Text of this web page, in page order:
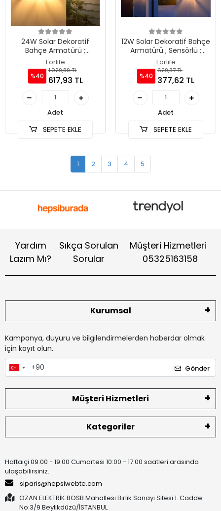
24W Solar Dekoratif
Bahçe Armatürü ;
Sensörlü ; 480lm ; 3200K
Forlife
%40
1.029,89 TL
617,93 TL
Adet
SEPETE EKLE
12W Solar Dekoratif Bahçe
Armatürü ; Sensörlü ;
240lm ; 3200K
Forlife
%40
629,37 TL
377,62 TL
Adet
SEPETE EKLE
1 2 3 4 5
Yardım
Lazım Mı?
Sıkça Sorulan
Sorular
Müşteri Hizmetleri
05325163158
Kurumsal
Kampanya, duyuru ve bilgilendirmelerden haberdar olmak
için kayıt olun.
Gönder
Müşteri Hizmetleri
Kategoriler
Haftaiçi 09:00 - 19:00 Cumartesi 10:00 - 17:00 saatleri arasında
ulaşabilirsiniz.
siparis@hepsiwebte.com
OZAN ELEKTRİK BOSB Mahallesi Birlik Sanayi Sitesi 1. Cadde
No:3/9 Beylikdüzü/İSTANBUL